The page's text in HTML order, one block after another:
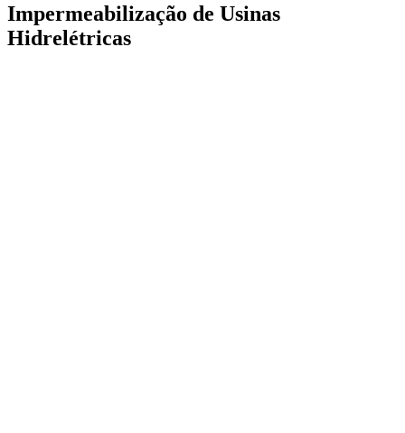
Impermeabilização de Usinas
Hidrelétricas